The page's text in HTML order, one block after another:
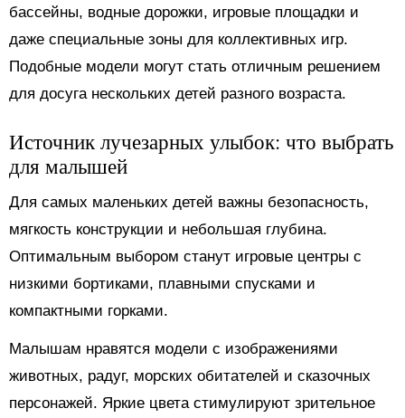
бассейны, водные дорожки, игровые площадки и
даже специальные зоны для коллективных игр.
Подобные модели могут стать отличным решением
для досуга нескольких детей разного возраста.
Источник лучезарных улыбок: что выбрать
для малышей
Для самых маленьких детей важны безопасность,
мягкость конструкции и небольшая глубина.
Оптимальным выбором станут игровые центры с
низкими бортиками, плавными спусками и
компактными горками.
Малышам нравятся модели с изображениями
животных, радуг, морских обитателей и сказочных
персонажей. Яркие цвета стимулируют зрительное